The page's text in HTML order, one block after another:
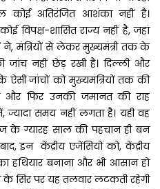
अतिरंजित आशंका नहीं है।
विपक्ष-शासित राज्य नहीं है, जहां
ने, मंत्रियों से लेकर मुख्यमंत्री तक के
जांच नहीं छेड़ रखी है। दिल्ली और
जांचों को मुख्यमंत्रियों तक की
फिर उनकी जमानत की राह
समय नहीं लगता है। यही वह
के ग्यारह साल की पहचान ही बन
इन केंद्रीय एजेंसियों को, केंद्रीय
हथियार बनाना और भी आसान हो
के सिर पर यह तलवार लटकती रहेगी